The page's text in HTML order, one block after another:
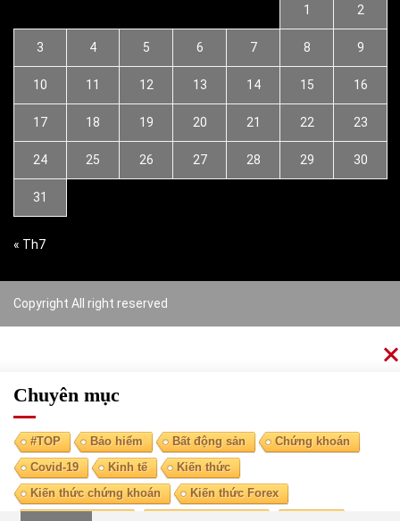
1 2
3 4 5 6 7 8 9
10 11 12 13 14 15 16
17 18 19 20 21 22 23
24 25 26 27 28 29 30
31
« Th7
Copyright All right reserved
Chuyên mục
#TOP Bảo hiểm Bất động sản
Chứng khoán
Covid-19
Kinh tế
Kiến thức
Kiến thức chứng khoán
Kiến thức Forex